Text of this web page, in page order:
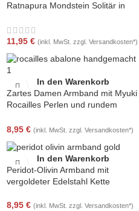
Ratnapura Mondstein Solitär in
11,95 € (inkl. MwSt. zzgl. Versandkosten*)
In den Warenkorb
Zartes Damen Armband mit Myuki
Rocailles Perlen und rundem
8,95 € (inkl. MwSt. zzgl. Versandkosten*)
In den Warenkorb
Peridot-Olivin Armband mit
vergoldeter Edelstahl Kette
8,95 € (inkl. MwSt. zzgl. Versandkosten*)